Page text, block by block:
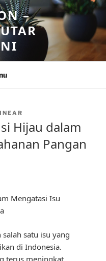
–
Hijau dalam
Pangan
Mengatasi Isu
satu isu yang
di Indonesia.
terus meningkat,